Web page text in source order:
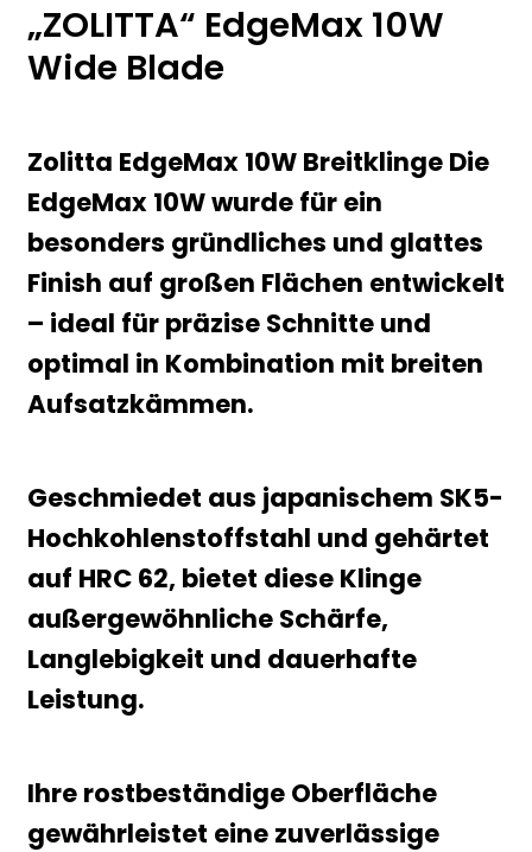
„ZOLITTA“ EdgeMax 10W
Wide Blade
Zolitta EdgeMax 10W Breitklinge Die
EdgeMax 10W wurde für ein
besonders gründliches und glattes
Finish auf großen Flächen entwickelt
– ideal für präzise Schnitte und
optimal in Kombination mit breiten
Aufsatzkämmen.
Geschmiedet aus japanischem SK5-
Hochkohlenstoffstahl und gehärtet
auf HRC 62, bietet diese Klinge
außergewöhnliche Schärfe,
Langlebigkeit und dauerhafte
Leistung.
Ihre rostbeständige Oberfläche
gewährleistet eine zuverlässige